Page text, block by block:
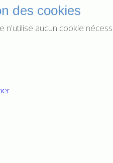
des cookies
n'utilise aucun cookie